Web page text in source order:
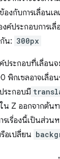
องกับการเลื่อน
ค์ประกอบการ
น: 300px
ประกอบที่เลื่อ
พิกเซลอาจเลื่อ
ระกอบมี
Z ออกจากต้น
รื่องนี้เป็นส่วน
อเปลี่ยน